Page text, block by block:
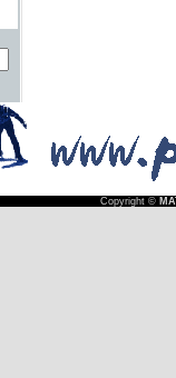
Copyright ©